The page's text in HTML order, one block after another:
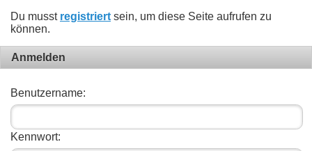
Du musst registriert sein, um diese Seite aufrufen zu
können.
Anmelden
Benutzername:
Kennwort: